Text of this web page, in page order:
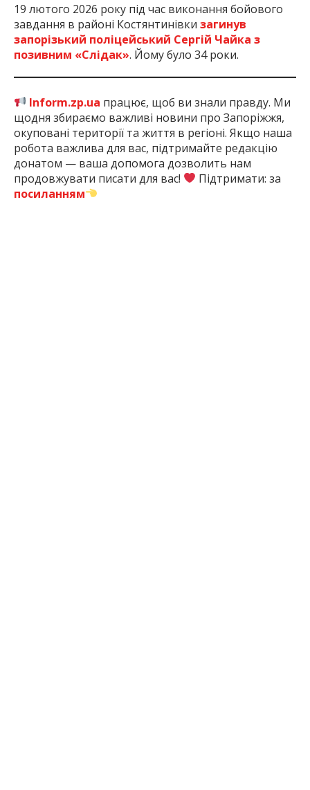
19 лютого 2026 року під час виконання бойового
завдання в районі Костянтинівки загинув
запорізький поліцейський Сергій Чайка з
позивним «Слідак». Йому було 34 роки.
Inform.zp.ua працює, щоб ви знали правду. Ми
щодня збираємо важливі новини про Запоріжжя,
окуповані території та життя в регіоні. Якщо наша
робота важлива для вас, підтримайте редакцію
донатом — ваша допомога дозволить нам
продовжувати писати для вас!
Підтримати: за
посиланням